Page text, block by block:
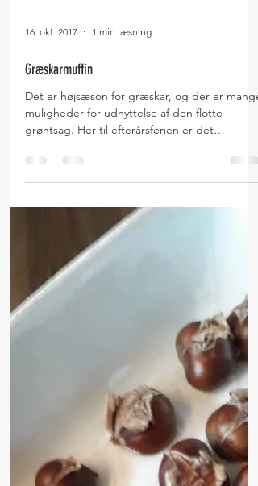
1 min læsning
Græskarmuffin
Det er højsæson for græskar, og der er mange
muligheder for udnyttelse af den flotte